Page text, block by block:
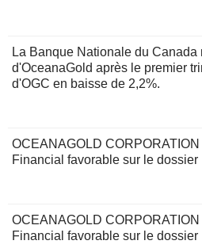
La Banque Nationale du
d'OceanaGold après le premier
d'OGC en baisse de 2,2%.
OCEANAGOLD
Financial favorable sur le dossier
OCEANAGOLD
Financial favorable sur le dossier